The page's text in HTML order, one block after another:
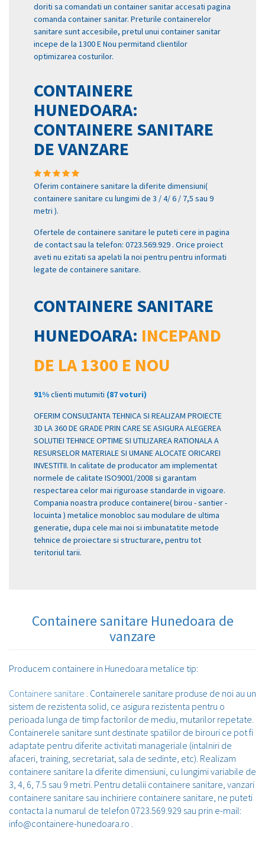
doriti sa comandati un container sanitar accesati pagina
comanda container sanitar. Preturile containerelor
sanitare sunt accesibile, pretul unui container sanitar
incepe de la 1300 E Nou permitand clientilor
optimizarea costurilor.
CONTAINERE
HUNEDOARA:
CONTAINERE SANITARE
DE VANZARE
Oferim containere sanitare la diferite dimensiuni(
containere sanitare cu lungimi de 3 / 4/ 6 / 7,5 sau 9
metri ).
Ofertele de containere sanitare le puteti cere in pagina
de contact sau la telefon: 0723.569.929 . Orice proiect
aveti nu ezitati sa apelati la noi pentru pentru informati
legate de containere sanitare.
CONTAINERE SANITARE
HUNEDOARA: INCEPAND
DE LA 1300 E NOU
91%clienti mutumiti (87 voturi)
OFERIM CONSULTANTA TEHNICA SI REALIZAM PROIECTE
3D LA 360 DE GRADE PRIN CARE SE ASIGURA ALEGEREA
SOLUTIEI TEHNICE OPTIME SI UTILIZAREA RATIONALA A
RESURSELOR MATERIALE SI UMANE ALOCATE ORICAREI
INVESTITII. In calitate de producator am implementat
normele de calitate ISO9001/2008 si garantam
respectarea celor mai riguroase standarde in vigoare.
Compania noastra produce containere( birou - santier -
locuinta ) metalice monobloc sau modulare de ultima
generatie, dupa cele mai noi si imbunatatite metode
tehnice de proiectare si structurare, pentru tot
teritoriul tarii.
Containere sanitare Hunedoara de
vanzare
Producem containere in Hunedoara metalice tip:
Containere sanitare . Containerele sanitare produse de noi au un
sistem de rezistenta solid, ce asigura rezistenta pentru o
perioada lunga de timp factorilor de mediu, mutarilor repetate.
Containerele sanitare sunt destinate spatiilor de birouri ce pot fi
adaptate pentru diferite activitati manageriale (intalniri de
afaceri, training, secretariat, sala de sedinte, etc). Realizam
containere sanitare la diferite dimensiuni, cu lungimi variabile de
3, 4, 6, 7.5 sau 9 metri. Pentru detalii containere sanitare, vanzari
containere sanitare sau inchiriere containere sanitare, ne puteti
contacta la numarul de telefon 0723.569.929 sau prin e-mail:
info@containere-hunedoara.ro .